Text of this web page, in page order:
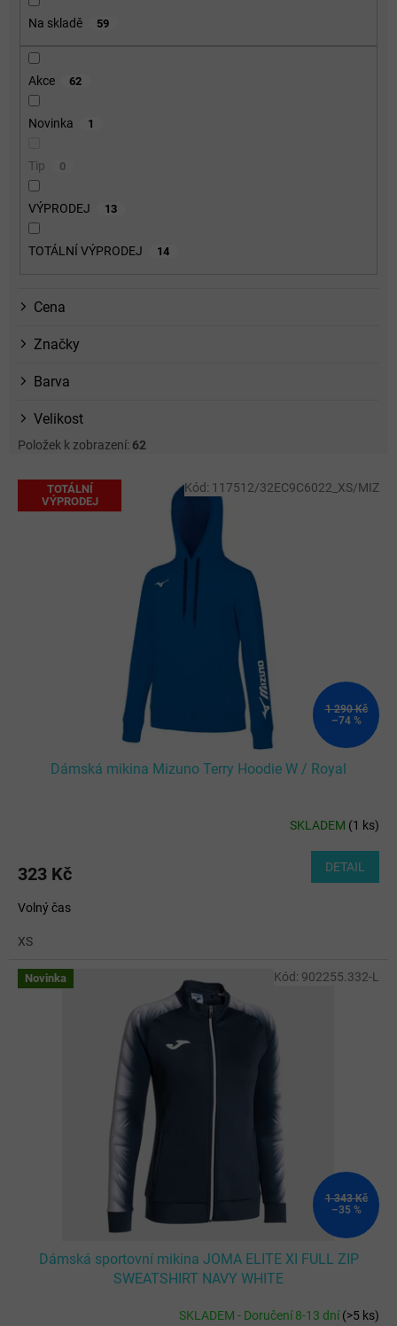
Na skladě 59
Akce 62
Novinka 1
Tip 0
VÝPRODEJ 13
TOTÁLNÍ VÝPRODEJ 14
Cena
Značky
Barva
Velikost
Položek k zobrazení: 62
V
TOTÁLNÍ
VÝPRODEJ
1 290 Kč
–74 %
Dámská mikina Mizuno Terry Hoodie W / Royal
SKLADEM (1 ks)
323 Kč DETAIL
Volný čas
XS
Kód: 117512/32EC9C6022_XS/MIZ
Novinka
1 343 Kč
–35 %
Dámská sportovní mikina JOMA ELITE XI FULL ZIP
SWEATSHIRT NAVY WHITE
SKLADEM - Doručení 8-13 dní(>5 ks)
Kód: 902255.332-L